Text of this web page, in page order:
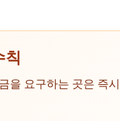
칙
을 요구하는 곳은 즉